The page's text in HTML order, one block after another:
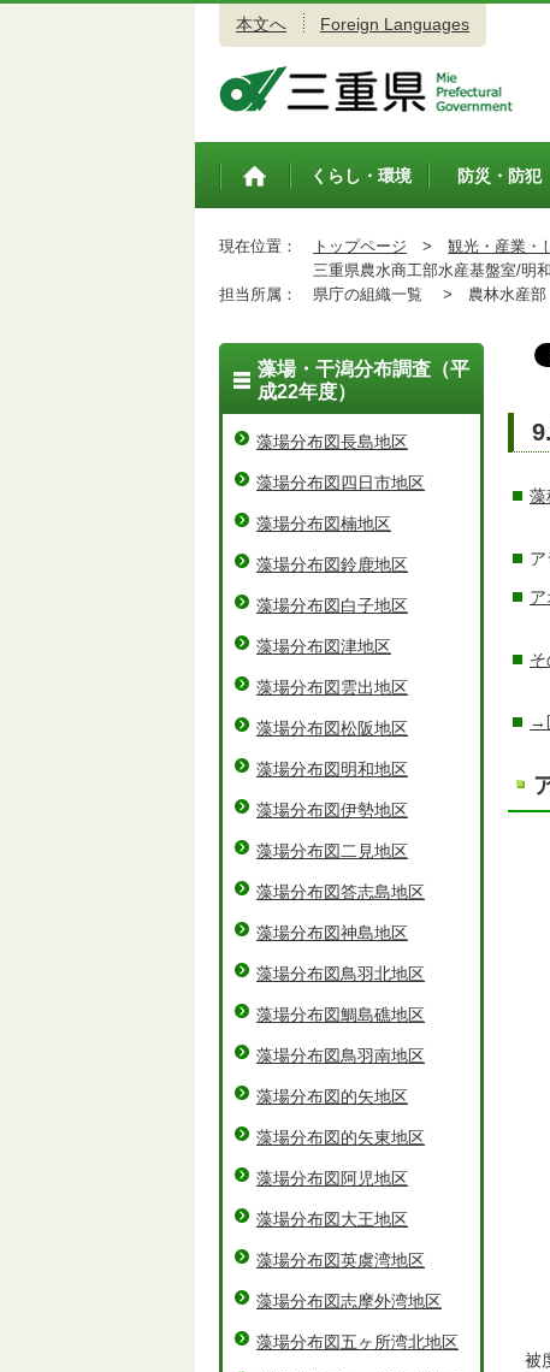
本文へ Foreign Languages
トップペ
くらし・環境 防災・防犯
現在位置： トップページ > 観光・産業・
三重県農水商工部水産基盤室/明和
担当所属：
県庁の組織一覧 > 農林水産
藻
→
被
藻場・干潟分布調査（平
成22年度）
藻場分布図長島地区
藻場分布図四日市地区
藻場分布図楠地区
藻場分布図鈴鹿地区
藻場分布図白子地区
藻場分布図津地区
藻場分布図雲出地区
藻場分布図松阪地区
藻場分布図明和地区
藻場分布図伊勢地区
藻場分布図二見地区
藻場分布図答志島地区
藻場分布図神島地区
藻場分布図鳥羽北地区
藻場分布図鯛島礁地区
藻場分布図鳥羽南地区
藻場分布図的矢地区
藻場分布図的矢東地区
藻場分布図阿児地区
藻場分布図大王地区
藻場分布図英虞湾地区
藻場分布図志摩外湾地区
藻場分布図五ヶ所湾北地区